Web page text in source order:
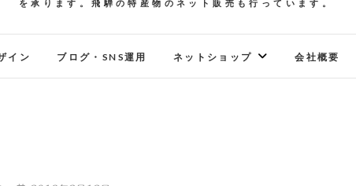
を承ります。飛騨の特産物のネット販売も行っています。
イン ブログ・SNS運用 ネットショップ 会社概要